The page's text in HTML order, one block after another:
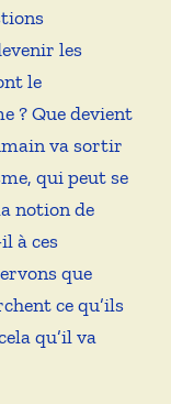
les
le
? Que devient
va sortir
qui peut se
notion de
à ces
que
ce qu’ils
qu’il va